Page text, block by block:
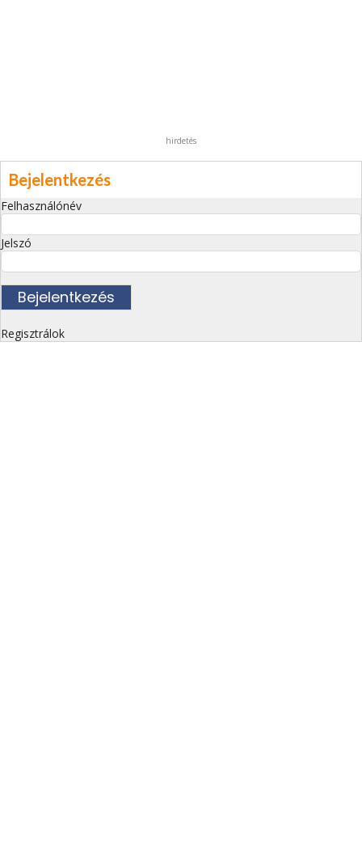
hirdetés
Bejelentkezés
Felhasználónév
Jelszó
Regisztrálok